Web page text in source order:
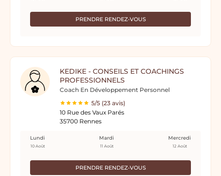
PRENDRE RENDEZ-VOUS
KEDIKE - CONSEILS ET COACHINGS
PROFESSIONNELS
Coach En Développement Personnel
5/5 (23 avis)
10 Rue des Vaux Parés
35700 Rennes
PRENDRE RENDEZ-VOUS
Lundi
10 Août
Mardi
11 Août
Mercredi
12 Août